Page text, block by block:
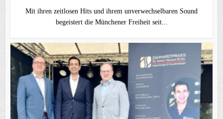
Mit ihren zeitlosen Hits und ihrem unverwechselbaren Sound
begeistert die Münchener Freiheit seit...